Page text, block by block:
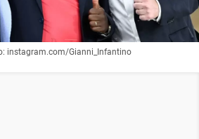
Gianni_Infantino